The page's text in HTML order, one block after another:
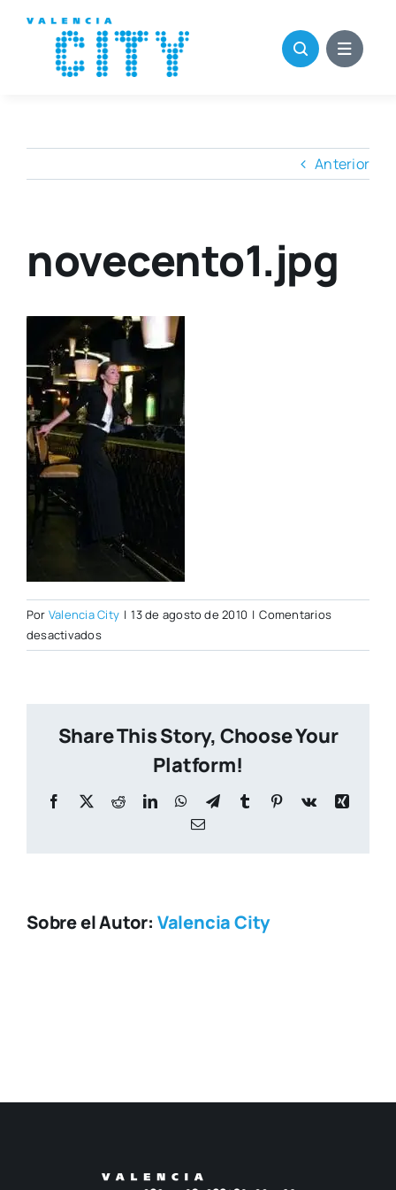
contenido
Anterior
novecento1.jpg
Por Valencia City | 13 de agosto de 2010 | Comentarios
desactivadosen
novecento1.jpg
Share This Story, Choose Your
Platform!
Facebook
X RedditLinkedInWhatsApp
TelegramTumblr Pinterest
Vk
Xing
Correo
Sobre el Autor: Valencia City